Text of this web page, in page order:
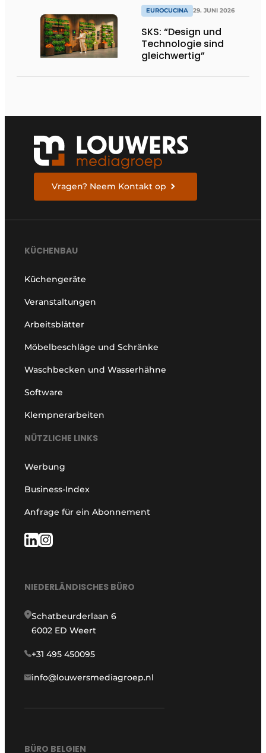
EUROCUCINA 29. JUNI 2026
SKS: “Design und
Technologie sind
gleichwertig”
Vragen? Neem Kontakt op
KÜCHENBAU
Küchengeräte
Veranstaltungen
Arbeitsblätter
Möbelbeschläge und Schränke
Waschbecken und Wasserhähne
Software
Klempnerarbeiten
NÜTZLICHE LINKS
Werbung
Business-Index
Anfrage für ein Abonnement
NIEDERLÄNDISCHES BÜRO
Schatbeurderlaan 6
6002 ED Weert
+31 495 450095
info@louwersmediagroep.nl
BÜRO BELGIEN